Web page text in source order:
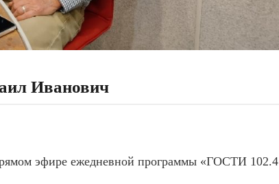
Иванович
эфире ежедневной программы «ГОСТИ 102.4